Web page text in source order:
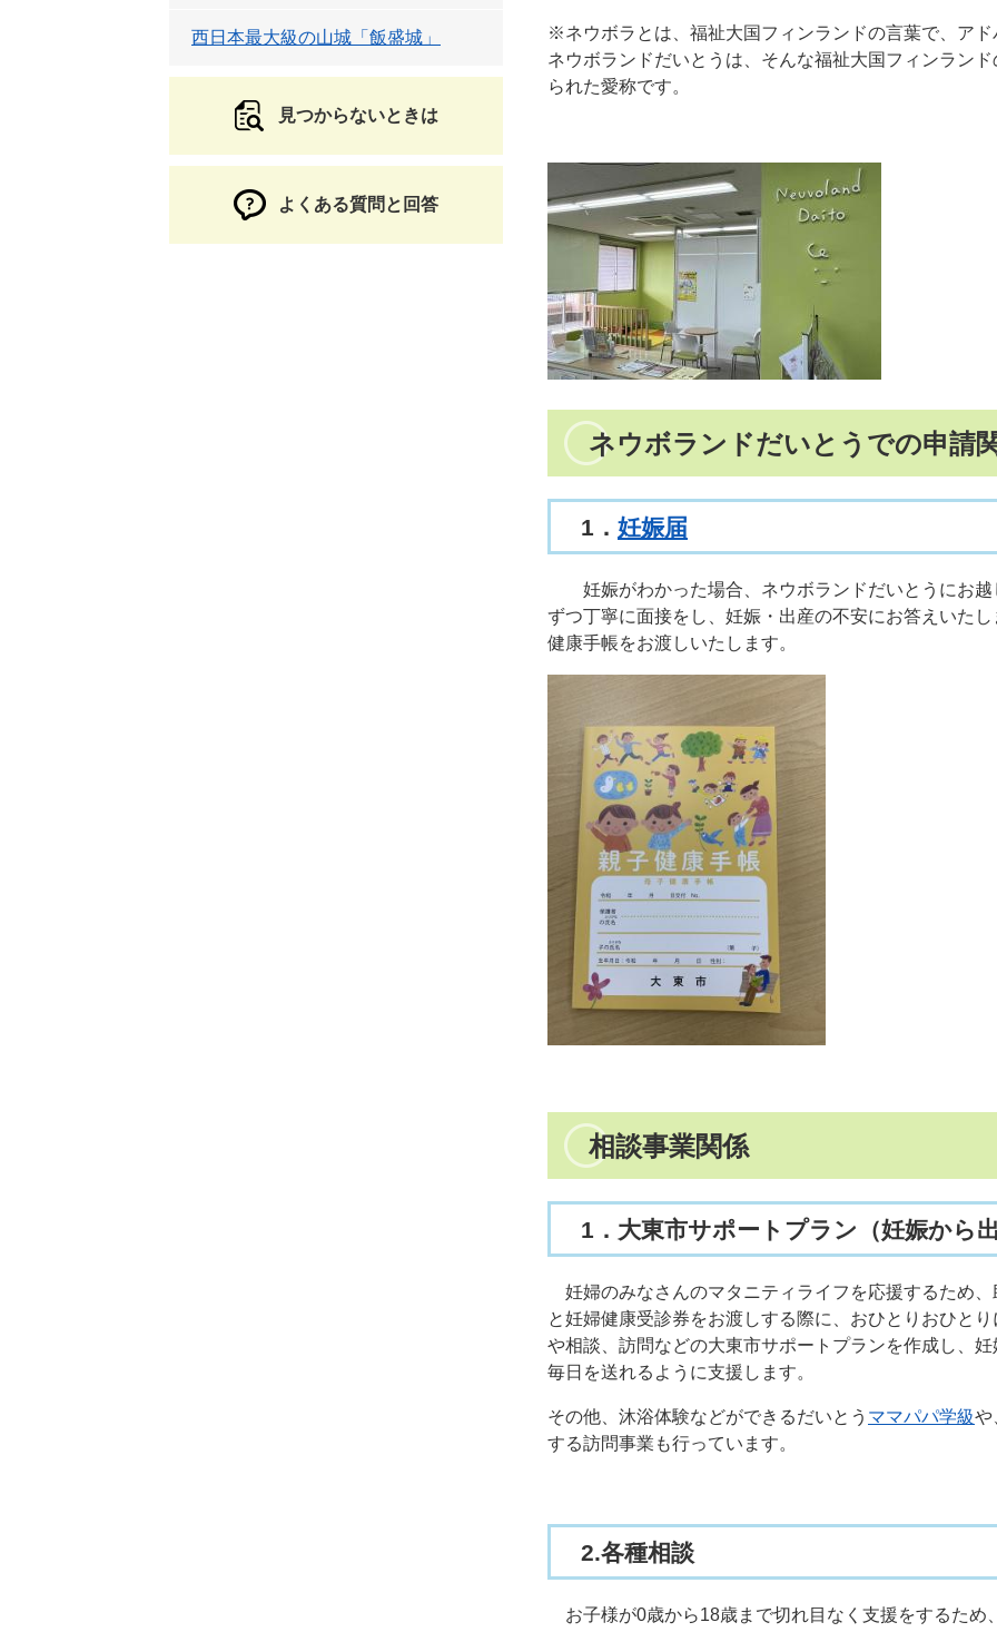
※ネウボラとは、福祉大国フィンランドの言葉で、アド
ネウボランドだいとうは、そんな福祉大国フィンラン
られた愛称です。
ネウボランドだいとうでの申請
1． 妊娠届
妊娠がわかった場合、ネウボランドだいとうにお越
ずつ丁寧に面接をし、妊娠・出産の不安にお答えいた
健康手帳をお渡しいたします。
相談事業関係
1．大東市サポートプラン（妊娠から出
妊婦のみなさんのマタニティライフを応援するため、
と妊婦健康受診券をお渡しする際に、おひとりおひと
や相談、訪問などの大東市サポートプランを作成し、
毎日を送れるように支援します。
その他、沐浴体験などができるだいとう ママパパ学級や
する訪問事業も行っています。
2.各種相談
お子様が0歳から18歳まで切れ目なく支援をするため
西日本最大級の山城「飯盛城」
見つからないときは
よくある質問と回答